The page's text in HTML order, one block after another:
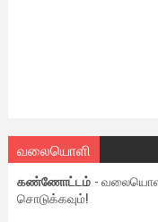
வலையொளி
கண்ணோட்டம் -
சொடுக்கவும்!